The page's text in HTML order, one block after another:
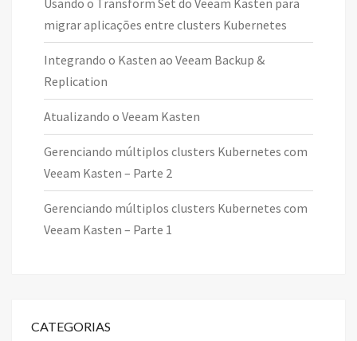
Usando o Transform Set do Veeam Kasten para
migrar aplicações entre clusters Kubernetes
Integrando o Kasten ao Veeam Backup &
Replication
Atualizando o Veeam Kasten
Gerenciando múltiplos clusters Kubernetes com
Veeam Kasten – Parte 2
Gerenciando múltiplos clusters Kubernetes com
Veeam Kasten – Parte 1
CATEGORIAS